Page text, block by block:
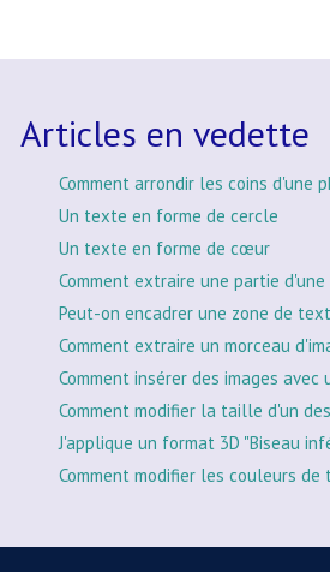
Articles en vedette
Comment arrondir les coins d'une
Un texte en forme de cercle
Un texte en forme de cœur
Comment extraire une partie d'une
Peut-on encadrer une zone de
Comment extraire un morceau
Comment insérer des images
Comment modifier la taille d'un
J'applique un format 3D "Biseau
Comment modifier les couleurs